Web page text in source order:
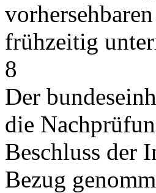
frühzeitig
8
Der
die
Beschluss der
Bezug